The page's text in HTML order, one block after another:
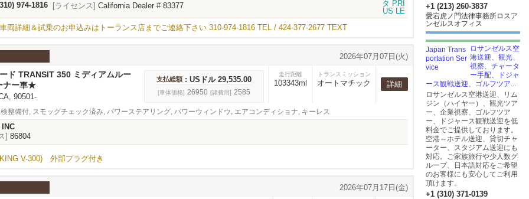
974-1816
[ライセンス] California Dealer # 83377
詳細＆試乗のお申込みはトーランス店までご連絡下さい 310-974-1816 TEL / 424-377-2677 TEXT
2026年07月07日(火)
ド TRANSIT 350 ミディアムルー
ナー車★
90501-
支払総額 : USドル 29,535.00
[車体価格] 26950 [諸費用] 2585
走行距離
103343ml
トランスミッション
オートマチック 詳細
整備付, スモッグチェック済み, パワーステアリング, パワーウィンドウ, エアコンディショナ, キーレス
] 86804
V-300) 外部プラグ付き
2026年07月17日(金)
+1 (213) 260-3837
愛宕虎ノ門法律事務所ロスア
ンゼルスオフィス
ロサンゼルス空
港送迎、観光、
視察、チャータ
ー手配、ドジャ
ース観戦送迎、ゴルフツア...
ロサンゼルス空港送迎、リム
ジン（ハイヤー）、観光ツア
ー、企業視察、ゴルフツア
ー、ドジャース観戦送迎を低
料金でご提供しております。
空港⇔ホテル送迎、貸切チャ
ーター、スタジアム送迎にも
対応。ご家族旅行や少人数グ
ループ、日本語対応をご希望
のお客様にも安心してご利用
頂けます。
+1 (310) 371-0139